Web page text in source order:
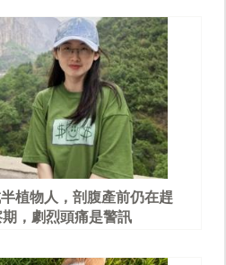
植物人，剖腹產前仍在趕
，劇烈頭痛是警訊